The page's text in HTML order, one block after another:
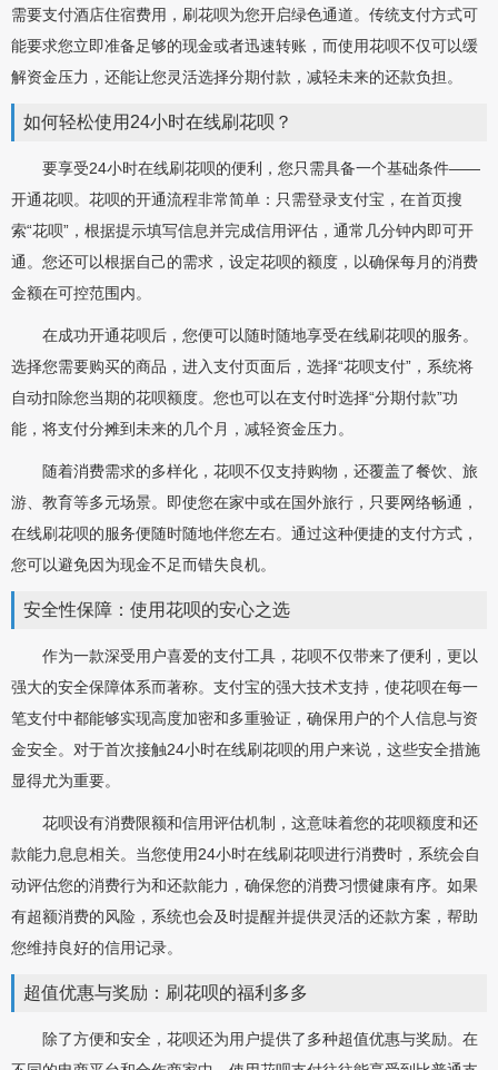
需要支付酒店住宿费用，刷花呗为您开启绿色通道。传统支付方式可
能要求您立即准备足够的现金或者迅速转账，而使用花呗不仅可以缓
解资金压力，还能让您灵活选择分期付款，减轻未来的还款负担。
如何轻松使用24小时在线刷花呗？
要享受24小时在线刷花呗的便利，您只需具备一个基础条件——
开通花呗。花呗的开通流程非常简单：只需登录支付宝，在首页搜
索“花呗”，根据提示填写信息并完成信用评估，通常几分钟内即可开
通。您还可以根据自己的需求，设定花呗的额度，以确保每月的消费
金额在可控范围内。
在成功开通花呗后，您便可以随时随地享受在线刷花呗的服务。
选择您需要购买的商品，进入支付页面后，选择“花呗支付”，系统将
自动扣除您当期的花呗额度。您也可以在支付时选择“分期付款”功
能，将支付分摊到未来的几个月，减轻资金压力。
随着消费需求的多样化，花呗不仅支持购物，还覆盖了餐饮、旅
游、教育等多元场景。即使您在家中或在国外旅行，只要网络畅通，
在线刷花呗的服务便随时随地伴您左右。通过这种便捷的支付方式，
您可以避免因为现金不足而错失良机。
安全性保障：使用花呗的安心之选
作为一款深受用户喜爱的支付工具，花呗不仅带来了便利，更以
强大的安全保障体系而著称。支付宝的强大技术支持，使花呗在每一
笔支付中都能够实现高度加密和多重验证，确保用户的个人信息与资
金安全。对于首次接触24小时在线刷花呗的用户来说，这些安全措施
显得尤为重要。
花呗设有消费限额和信用评估机制，这意味着您的花呗额度和还
款能力息息相关。当您使用24小时在线刷花呗进行消费时，系统会自
动评估您的消费行为和还款能力，确保您的消费习惯健康有序。如果
有超额消费的风险，系统也会及时提醒并提供灵活的还款方案，帮助
您维持良好的信用记录。
超值优惠与奖励：刷花呗的福利多多
除了方便和安全，花呗还为用户提供了多种超值优惠与奖励。在